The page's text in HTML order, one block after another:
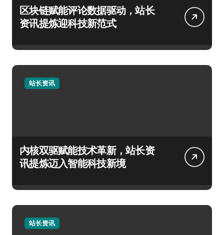
区块链赋能评论数据驱动，站长
资讯提炼迎科技新范式
站长资讯
内核双驱赋能技术革新，站长资
讯提炼迈入智能科技新境
站长资讯